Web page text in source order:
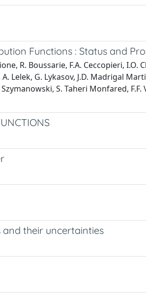
Functions : Status and
R. Boussarie, F.A. Ceccopieri, I.O.
Lelek, G. Lykasov, J.D. Madrigal
S. Taheri Monfared,
their uncertainties